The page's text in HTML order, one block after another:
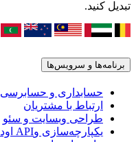
تبدیل کنید.
برنامه‌ها و سرویس‌ها
حسابداری و حسابرسی
ارتباط با مشتریان
طراحی وبسایت و سئو
یکپارچه‌سازی وAPI اودوو